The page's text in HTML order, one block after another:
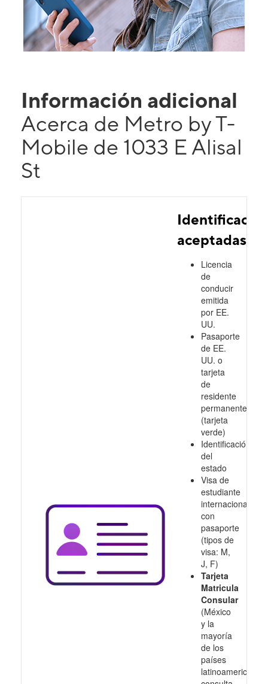
Información adicional
Acerca de Metro by T-
Mobile de 1033 E Alisal
St
aceptadas
Licencia
de
conducir
emitida
por EE.
UU.
Pasaporte
de EE.
UU. o
tarjeta
de
residente
permanente
(tarjeta
verde)
Identificación
del
estado
Visa de
estudiante
internacional
con
pasaporte
(tipos de
visa: M,
J, F)
Tarjeta
Matricula
Consular
(México
y la
mayoría
de los
países
latinoamericanos,